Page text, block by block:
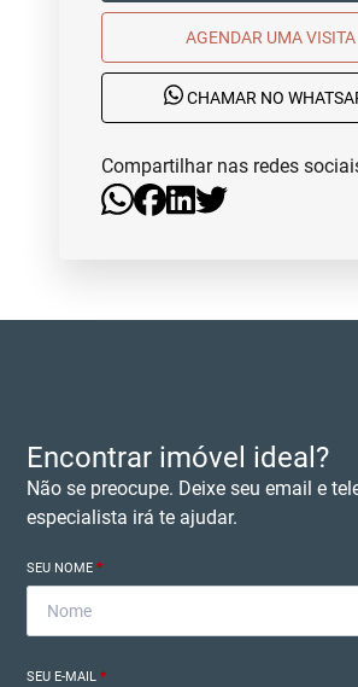
AGENDAR UMA VISITA
CHAMAR NO
Compartilhar nas redes
Encontrar imóvel ideal?
Não se preocupe. Deixe seu email e
especialista irá te ajudar.
SEU NOME*
SEU E-MAIL*